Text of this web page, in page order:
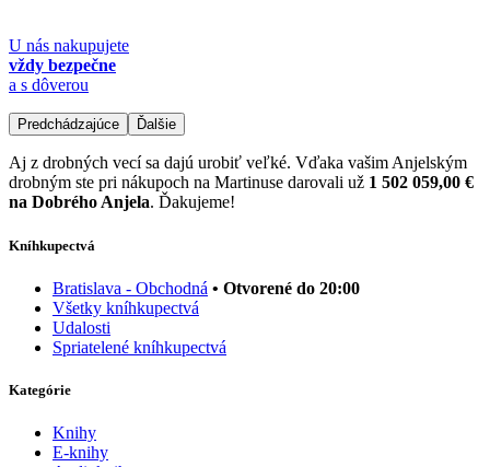
U nás nakupujete
vždy bezpečne
a s dôverou
Predchádzajúce Ďalšie
Aj z drobných vecí sa dajú urobiť veľké. Vďaka vašim Anjelským
drobným ste pri nákupoch na Martinuse darovali už 1 502 059,00 €
na Dobrého Anjela. Ďakujeme!
Kníhkupectvá
Bratislava - Obchodná • Otvorené do 20:00
Všetky kníhkupectvá
Udalosti
Spriatelené kníhkupectvá
Kategórie
Knihy
E-knihy